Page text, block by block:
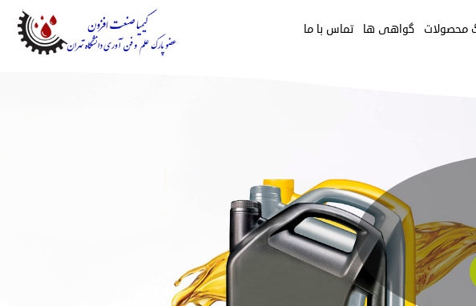
محصولات گواهی ها تماس با ما